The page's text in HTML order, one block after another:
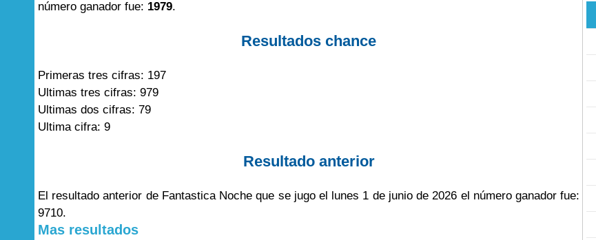
número ganador fue: 1979.
Resultados chance
Primeras tres cifras: 197
Ultimas tres cifras: 979
Ultimas dos cifras: 79
Ultima cifra: 9
Resultado anterior
El resultado anterior de Fantastica Noche que se jugo el lunes 1 de junio de 2026 el número ganador fue:
9710.
Mas resultados